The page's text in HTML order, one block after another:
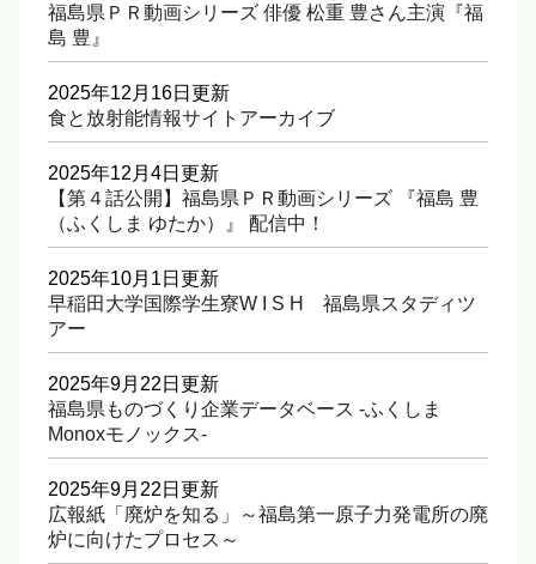
福島県ＰＲ動画シリーズ 俳優 松重 豊さん主演『福
島 豊』
2025年12月16日更新
食と放射能情報サイトアーカイブ
2025年12月4日更新
【第４話公開】福島県ＰＲ動画シリーズ 『福島 豊
（ふくしま ゆたか）』 配信中！
2025年10月1日更新
早稲田大学国際学生寮W I S H 福島県スタディツ
アー
2025年9月22日更新
福島県ものづくり企業データベース -ふくしま
Monoxモノックス-
2025年9月22日更新
広報紙「廃炉を知る」～福島第一原子力発電所の廃
炉に向けたプロセス～